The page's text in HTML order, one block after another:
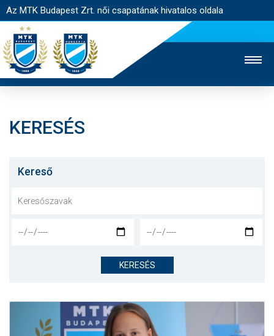
Az MTK Budapest Zrt. női csapatának hivatalos oldala
JEGYÉRTÉKESÍTÉS
NYITÓLAP
CSAPAT
JELENTKEZÉS
KERESÉS
Kereső
KERESÉS